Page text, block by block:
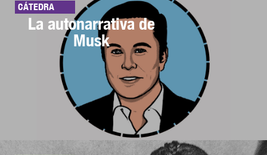
CÁTEDRA
La autonarrativa de
Musk